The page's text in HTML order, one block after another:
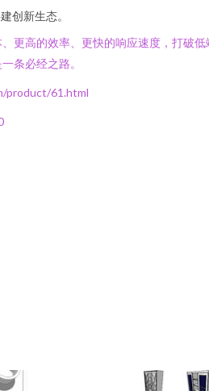
创新生态。
更高的效率、更快的响应速度，打破
条必经之路。
product/61.html